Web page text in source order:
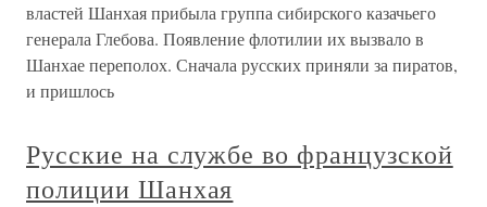
властей Шанхая прибыла группа сибирского казачьего
генерала Глебова. Появление флотилии их вызвало в
Шанхае переполох. Сначала русских приняли за пиратов,
и пришлось
Русские на службе во французской
полиции Шанхая